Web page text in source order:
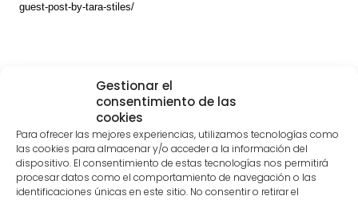
Gestionar el
consentimiento de las
cookies
Para ofrecer las mejores experiencias, utilizamos tecnologías como
las cookies para almacenar y/o acceder a la información del
dispositivo. El consentimiento de estas tecnologías nos permitirá
procesar datos como el comportamiento de navegación o las
identificaciones únicas en este sitio. No consentir o retirar el
guest-post-by-tara-stiles/